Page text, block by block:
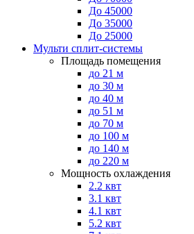
До 45000
До 35000
До 25000
Мульти сплит-системы
Площадь помещения
до 21 м
до 30 м
до 40 м
до 51 м
до 70 м
до 100 м
до 140 м
до 220 м
Мощность охлаждения
2.2 квт
3.1 квт
4.1 квт
5.2 квт